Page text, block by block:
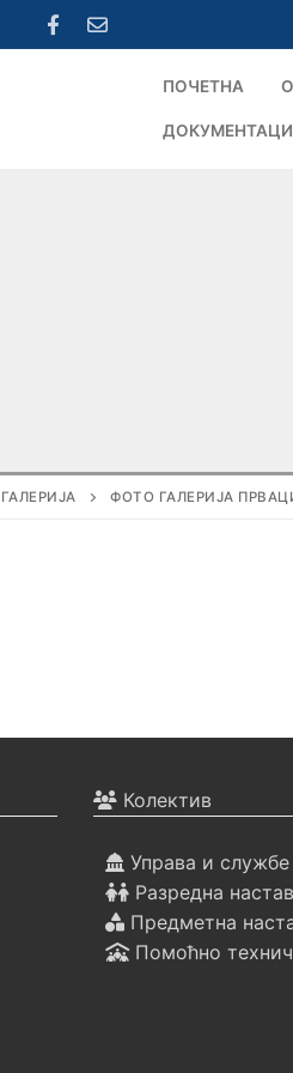
ПОЧЕТНА
ГАЛЕРИЈА ФОТО ГАЛЕРИЈА
Колектив
Управа и службе
Разредна
Предметна
Помоћно